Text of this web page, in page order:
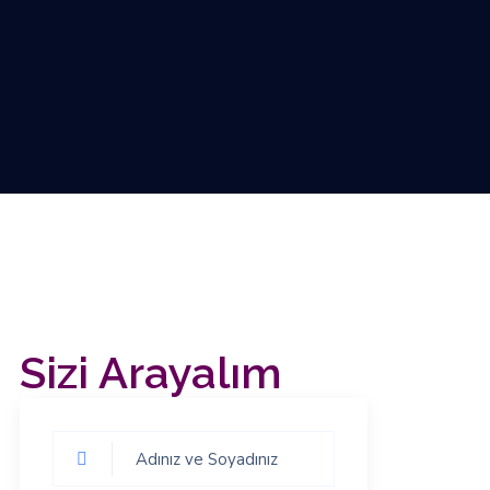
Sizi Arayalım